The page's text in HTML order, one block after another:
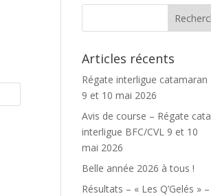
Articles récents
Régate interligue catamaran
9 et 10 mai 2026
Avis de course – Régate cata
interligue BFC/CVL 9 et 10
mai 2026
Belle année 2026 à tous !
Résultats – « Les Q’Gelés » –